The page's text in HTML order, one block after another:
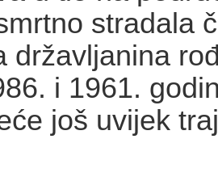
stradala
državljanina
i 1961.
još uvijek